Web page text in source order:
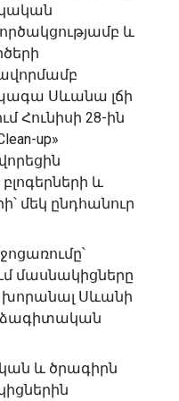
և
Սևանա լճի
Հունիսի 28-ին
up»
բլոգերների և
մեկ ընդհանուր
մասնակիցները
խորանալ Սևանի
և ծրագիրն